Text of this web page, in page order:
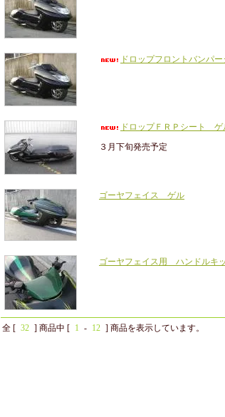
ドロップフロントバンパ
ドロップＦＲＰシート ゲ
３月下旬発売予定
ゴーヤフェイス ゲル
ゴーヤフェイス用 ハンドル
全 [ 32 ] 商品中 [ 1 - 12 ] 商品を表示しています。